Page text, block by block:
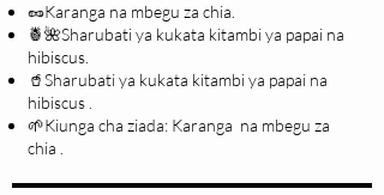
🥜Karanga na mbegu za chia.
🍍🌺Sharubati ya kukata kitambi ya papai na
hibiscus.
🥤Sharubati ya kukata kitambi ya papai na
hibiscus .
🌱Kiunga cha ziada: Karanga na mbegu za
chia .